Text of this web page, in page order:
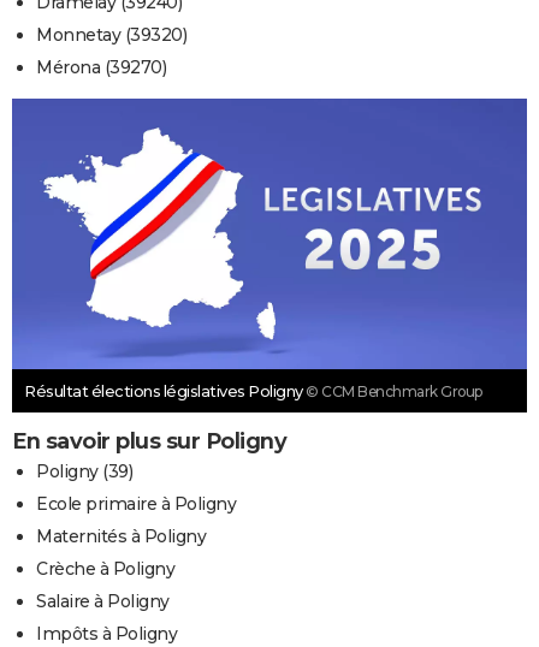
Monnetay (39320)
Mérona (39270)
Résultat élections législatives Poligny © CCM Benchmark Group
En savoir plus sur Poligny
Poligny (39)
Ecole primaire à Poligny
Maternités à Poligny
Crèche à Poligny
Salaire à Poligny
Impôts à Poligny